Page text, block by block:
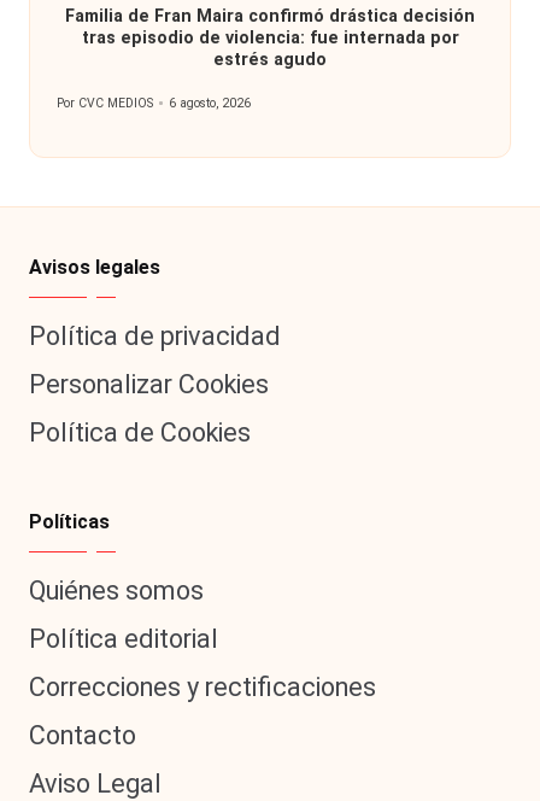
Familia de Fran Maira confirmó drástica decisión
tras episodio de violencia: fue internada por
estrés agudo
Publicado
Por CVC MEDIOS 6 agosto, 2026
Avisos legales
Política de privacidad
Personalizar Cookies
Política de Cookies
Políticas
Quiénes somos
Política editorial
Correcciones y rectificaciones
Contacto
Aviso Legal